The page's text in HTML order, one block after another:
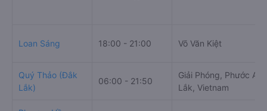
Loan Sáng 18:00 - 21:00 Võ Văn Kiệt
Quý Thảo (Đắk
Lắk)
06:00 - 21:50
Giải Phóng, Phước
Lắk, Vietnam